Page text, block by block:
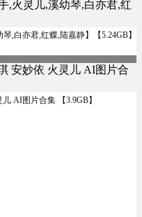
,白亦君,红蝶,陆嘉静】【5.24GB】
AI图片合集 【3.9GB】